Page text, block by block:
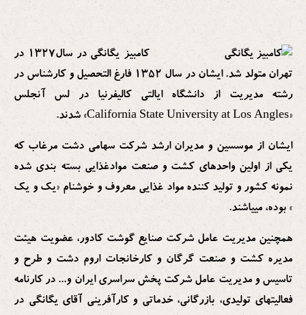
کامبیز یگانگی در سال1327 در
تهران متولد شد. ایشان در سال 1352 فارغ التحصیل و کارشناس در
رشته مدیریت از دانشگاه ایالتی کالیفرنیا در لس آنجلس
«California State University at Los Angles» شدند.
ایشان از موسسین و مدیران ارشد شرکت سهامی دشت مرغاب که
یکی از اولین واحدهای کشت و صنعت موادغذایی بسته بندی شده
نمونه کشور و تولید کننده مواد غذایی معروف و خوشنام «یک و یک
» بوده، مییاشند.
همچنین مدیریت عامل شرکت صنایع گوشت کادور، عضویت هیئت
مدیره کشت و صنعت گرگان و کارخانجات اروم دشت و طرح و
تاسیس و مدیریت عامل شرکت پخش سراسری ایران و... در کارنامه
فعالیتهای تولیدی، بازرگانی، خدماتی و کارآفرینی آقای یگانگی در